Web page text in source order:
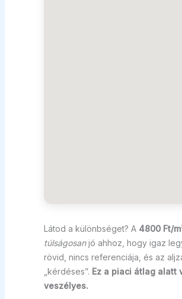
Látod a különbséget? A 4800 Ft/
túlságosanjó ahhoz, hogy igaz
rövid, nincs referenciája, és az
„kérdéses”. Ez a piaci átlag alatt
veszélyes.